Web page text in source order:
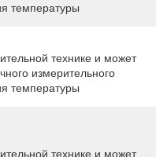
температуры
технике и может
измерительного
температуры
технике и может